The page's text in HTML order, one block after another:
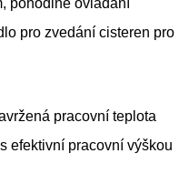
pohodlné ovládání
pro zvedání cisteren pro
pracovní teplota
pracovní výškou